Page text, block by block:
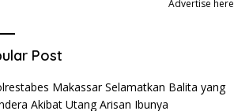
Advertise here
Post